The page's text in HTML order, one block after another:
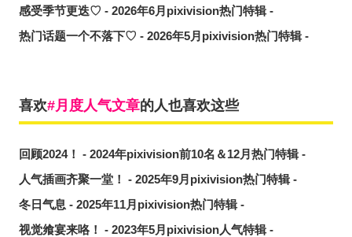
感受季节更迭♡ - 2026年6月pixivision热门特辑 -
热门话题一个不落下♡ - 2026年5月pixivision热门特辑 -
喜欢 月度人气文章的人也喜欢这些
回顾2024！ - 2024年pixivision前10名＆12月热门特辑 -
人气插画齐聚一堂！ - 2025年9月pixivision热门特辑 -
冬日气息 - 2025年11月pixivision热门特辑 -
视觉飨宴来咯！ - 2023年5月pixivision人气特辑 -